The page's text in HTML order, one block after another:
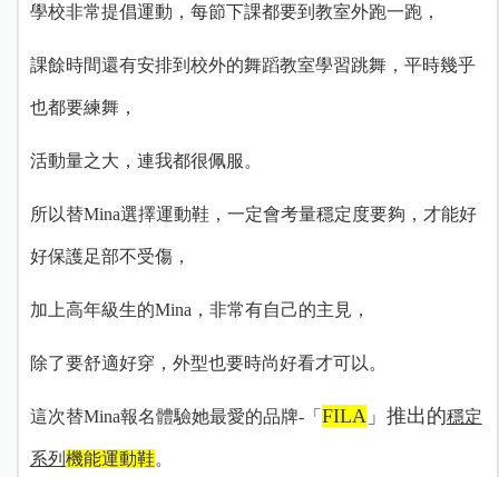
學校非常提倡運動，每節下課都要到教室外跑一跑，
課餘時間還有安排到校外的舞蹈教室學習跳舞，平時幾乎
也都要練舞，
活動量之大，連我都很佩服。
所以替Mina選擇運動鞋，一定會考量穩定度要夠，才能好
好保護足部不受傷，
加上高年級生的Mina，非常有自己的主見，
除了要舒適好穿，外型也要時尚好看才可以。
這次替Mina報名體驗她最愛的品牌-「 FILA 」推出的穩定
系列 機能運動鞋。